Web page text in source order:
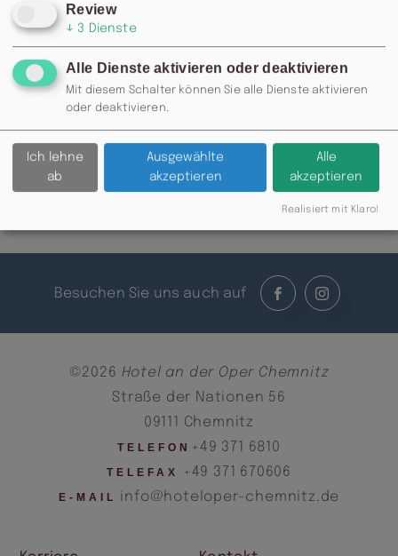
festgehaltene Momentaufnahme des Perm im
ältesten Museum von Chemnitz ab.
ZURÜCK
Besuchen Sie uns auch auf
©2026 Hotel an der Oper Chemnitz
Straße der Nationen 56
09111 Chemnitz
TELEFON +49 371 6810
TELEFAX +49 371 670606
E-MAIL info@hoteloper-chemnitz.de
Review
↓ 3 Dienste
Alle Dienste aktivieren oder deaktivieren
Mit diesem Schalter können Sie alle Dienste aktivieren
oder deaktivieren.
Ich lehne
ab
Ausgewählte
akzeptieren
Alle
akzeptieren
Realisiert mit Klaro!